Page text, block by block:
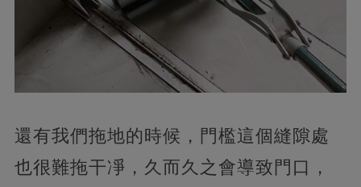
還有我們拖地的時候，門檻這個縫隙處
也很難拖干凈，久而久之會導致門口，